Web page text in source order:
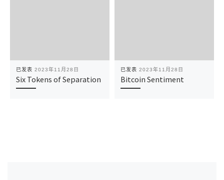
已发表 2023年11月28日
Six Tokens of Separation
已发表 2023年11月28日
Bitcoin Sentiment